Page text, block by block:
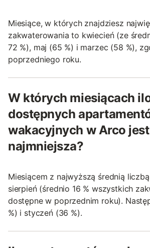
Miesiące, w których znajdziesz
zakwaterowania to kwiecień (ze
72 %), maj (65 %) i marzec (58 %),
poprzedniego roku.
W których miesiącach
dostępnych
wakacyjnych w Arco jest
najmniejsza?
Miesiącem z najwyższą średnią
sierpień (średnio 16 % wszystkich
dostępne w poprzednim roku).
%) i styczeń (36 %).